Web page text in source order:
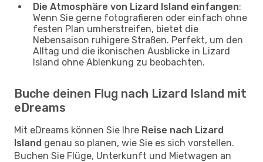
Die Atmosphäre von Lizard Island einfangen:
Wenn Sie gerne fotografieren oder einfach ohne
festen Plan umherstreifen, bietet die
Nebensaison ruhigere Straßen. Perfekt, um den
Alltag und die ikonischen Ausblicke in Lizard
Island ohne Ablenkung zu beobachten.
Buche deinen Flug nach Lizard Island mit
eDreams
Mit eDreams können Sie Ihre Reise nach Lizard
Island genau so planen, wie Sie es sich vorstellen.
Buchen Sie Flüge, Unterkunft und Mietwagen an